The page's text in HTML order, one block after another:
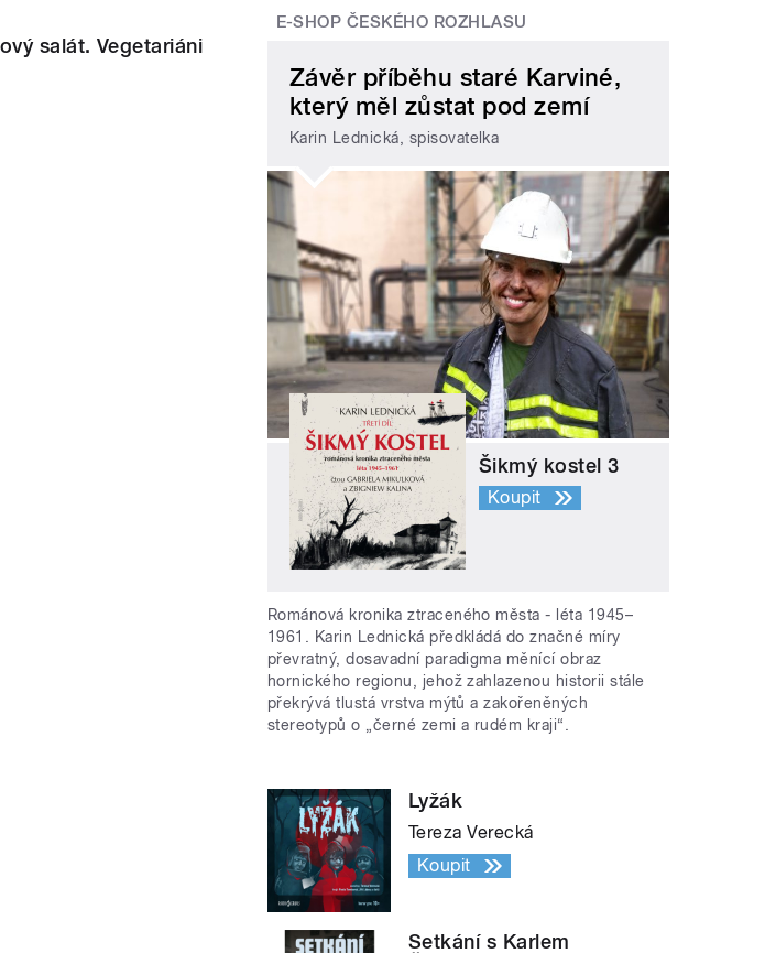
salát. Vegetariáni
E-SHOP ČESKÉHO ROZHLASU
Závěr příběhu staré Karviné,
který měl zůstat pod zemí
Karin Lednická, spisovatelka
Šikmý kostel 3
Koupit
Románová kronika ztraceného města - léta 1945–
1961. Karin Lednická předkládá do značné míry
převratný, dosavadní paradigma měnící obraz
hornického regionu, jehož zahlazenou historii stále
překrývá tlustá vrstva mýtů a zakořeněných
stereotypů o „černé zemi a rudém kraji“.
Lyžák
Tereza Verecká
Koupit
Setkání s Karlem